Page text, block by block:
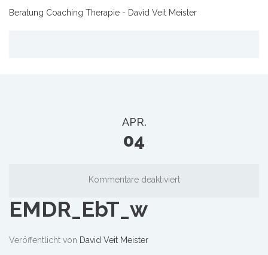
Beratung Coaching Therapie - David Veit Meister
APR.
04
Kommentare deaktiviert
EMDR_EbT_w
Veröffentlicht von David Veit Meister